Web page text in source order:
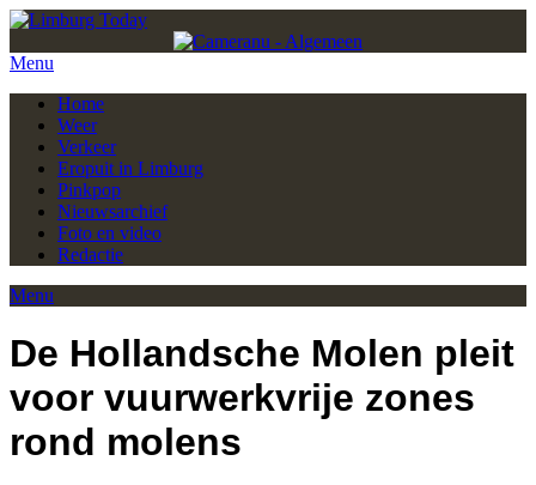
Menu
Home
Weer
Verkeer
Eropuit in Limburg
Pinkpop
Nieuwsarchief
Foto en video
Redactie
Menu
De Hollandsche Molen pleit
voor vuurwerkvrije zones
rond molens